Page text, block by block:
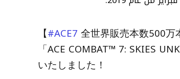
【#ACE7 全世界販売本数500万
「ACE COMBAT™ 7: SKIES
いたしました！